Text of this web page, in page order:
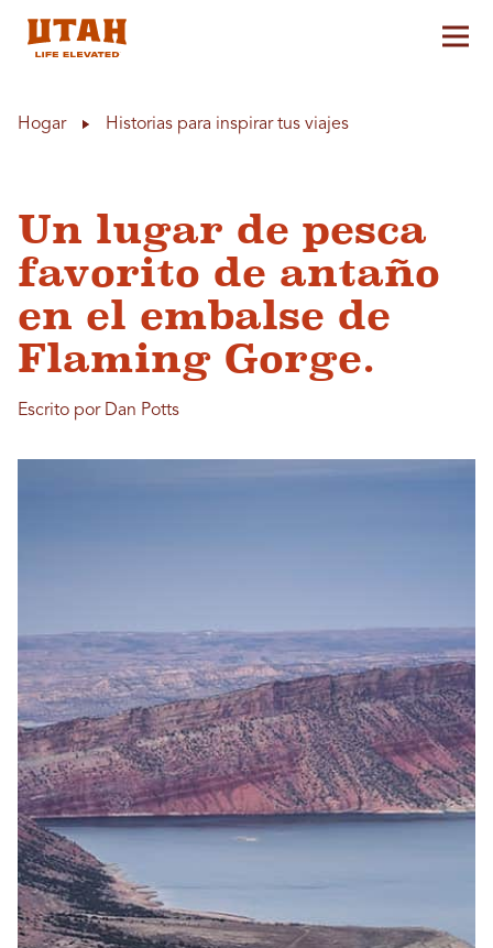
Hogar Historias para inspirar tus viajes
Un lugar de pesca
favorito de antaño
en el embalse de
Flaming Gorge.
Escrito por Dan Potts